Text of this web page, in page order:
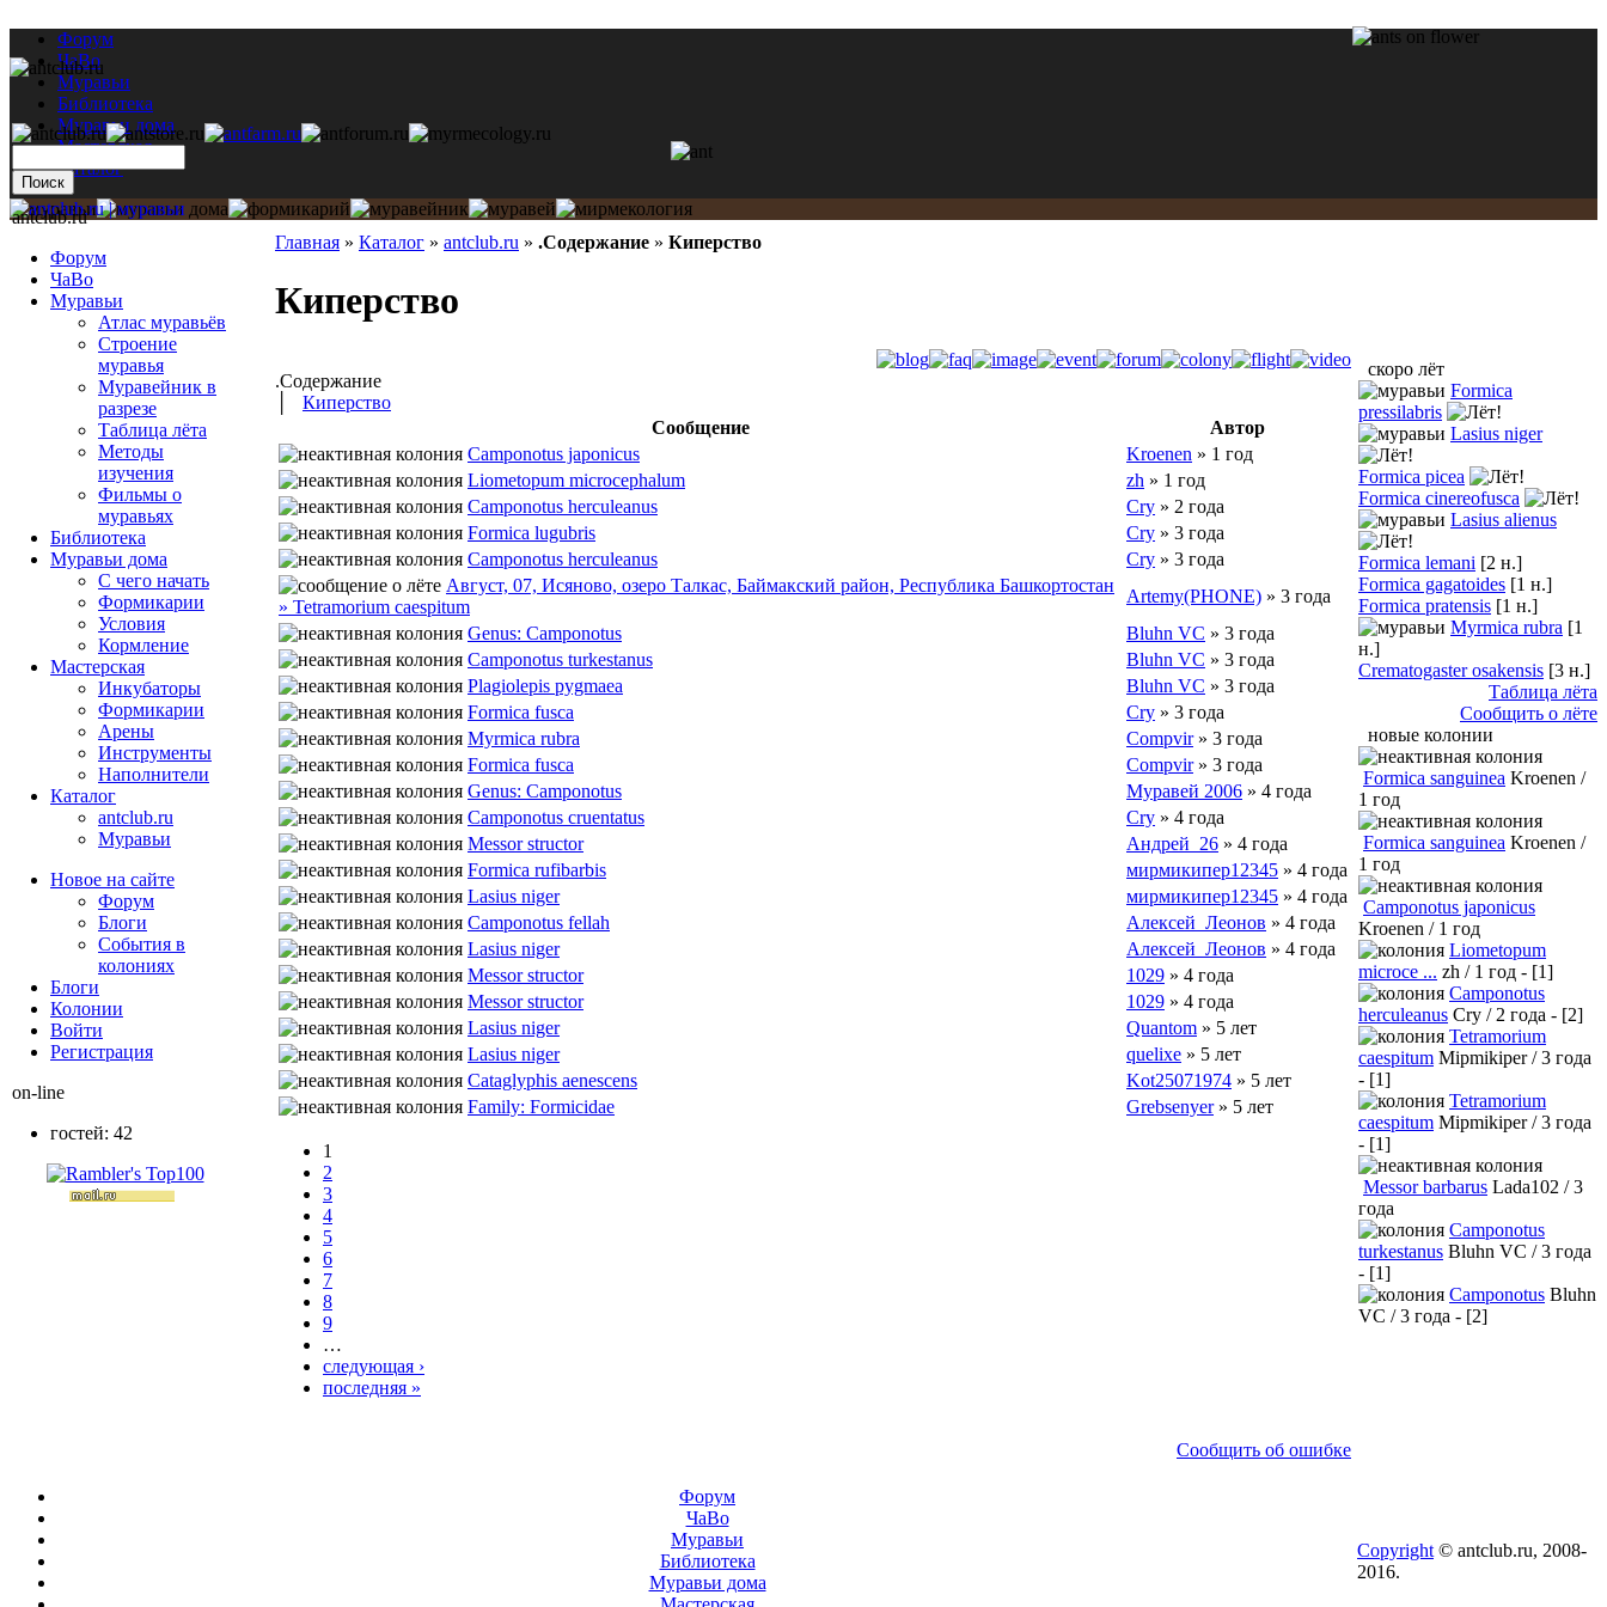
Форум
ЧаВо
Муравьи
Библиотека
Муравьи дома
Мастерская
Каталог
Главная » Каталог » antclub.ru » .Содержание » Киперство
Киперство
.Содержание
Киперство
Сообщение
Автор
Camponotus japonicus
Kroenen » 1 год
Liometopum microcephalum
zh » 1 год
Camponotus herculeanus
Cry » 2 года
Formica lugubris
Cry » 3 года
Camponotus herculeanus
Cry » 3 года
Август, 07, Исяново, озеро Талкас, Баймакский район, Республика Башкортостан
» Tetramorium caespitum
Artemy(PHONE) » 3 года
Genus: Camponotus
Bluhn VC » 3 года
Camponotus turkestanus
Bluhn VC » 3 года
Plagiolepis pygmaea
Bluhn VC » 3 года
Formica fusca
Cry » 3 года
Myrmica rubra
Compvir» 3 года
Formica fusca
Compvir» 3 года
Genus: Camponotus
Муравей 2006 » 4 года
Camponotus cruentatus
Cry » 4 года
Messor structor
Андрей_26 » 4 года
Formica rufibarbis
мирмикипер12345 » 4 года
Lasius niger
мирмикипер12345 » 4 года
Camponotus fellah
Алексей_Леонов » 4 года
Lasius niger
Алексей_Леонов » 4 года
Messor structor
1029 » 4 года
Messor structor
1029 » 4 года
Lasius niger
Quantom » 5 лет
Lasius niger
quelixe » 5 лет
Cataglyphis aenescens
Kot25071974 » 5 лет
Family: Formicidae
Grebsenyer» 5 лет
1
2
3
4
5
6
7
8
9
…
следующая ›
последняя »
Сообщить об ошибке
antclub.ru
Форум
ЧаВо
Муравьи
Атлас муравьёв
Строение
муравья
Муравейник в
разрезе
Таблица лёта
Методы
изучения
Фильмы о
муравьях
Библиотека
Муравьи дома
С чего начать
Формикарии
Условия
Кормление
Мастерская
Инкубаторы
Формикарии
Арены
Инструменты
Наполнители
Каталог
antclub.ru
Муравьи
Новое на сайте
Форум
Блоги
События в
колониях
Блоги
Колонии
Войти
Peгиcтpaция
on-line
гостей: 42
скоро лёт
Formica
pressilabris
Lasius niger
Formica picea
Formica cinereofusca
Lasius alienus
Formica lemani [2 н.]
Formica gagatoides [1 н.]
Formica pratensis [1 н.]
Myrmica rubra [1
н.]
Crematogaster osakensis [3 н.]
Таблица лёта
Сообщить о лёте
новые колонии
Formica sanguinea Kroenen /
1 год
Formica sanguinea Kroenen /
1 год
Camponotus japonicus
Kroenen / 1 год
Liometopum
microce ... zh / 1 год - [1]
Camponotus
herculeanus Cry / 2 года - [2]
Tetramorium
caespitum Mipmikiper / 3 года
- [1]
Tetramorium
caespitum Mipmikiper / 3 года
- [1]
Messor barbarus Lada102 / 3
года
Camponotus
turkestanus Bluhn VC / 3 года
- [1]
Camponotus Bluhn
VC / 3 года - [2]
Форум
ЧаВо
Муравьи
Библиотека
Муравьи дома
Copyright © antclub.ru, 2008-
2016.